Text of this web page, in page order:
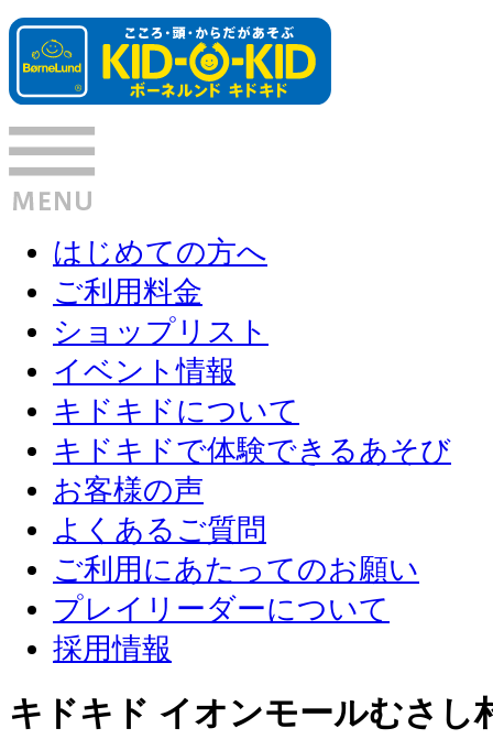
はじめての方へ
ご利用料金
ショップリスト
イベント情報
キドキドについて
キドキドで体験できるあそび
お客様の声
よくあるご質問
ご利用にあたってのお願い
プレイリーダーについて
採用情報
キドキド イオンモールむさし